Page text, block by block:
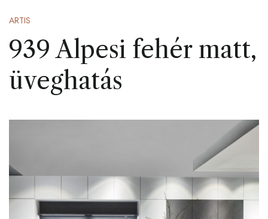
ARTIS
939 Alpesi fehér matt,
üveghatás